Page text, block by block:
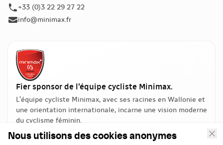
+33 (0)3 22 29 27 22
info@minimax.fr
Fier sponsor de l’équipe cycliste Minimax.
L’équipe cycliste Minimax, avec ses racines en Wallonie et
une orientation internationale, incarne une vision moderne
du cyclisme féminin.
Nous utilisons des cookies anonymes